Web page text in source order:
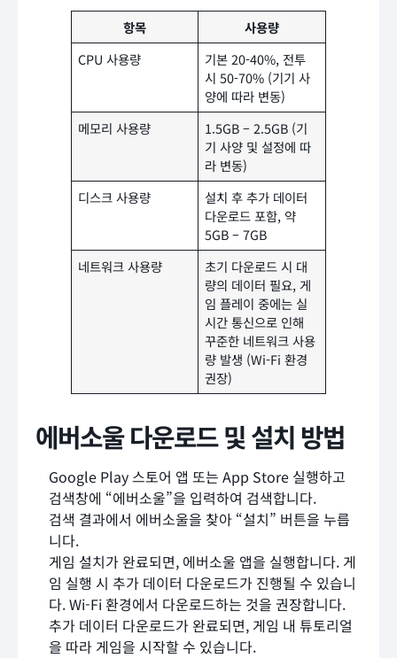
항목
사용량
CPU 사용량
기본 20-40%, 전투
시 50-70% (기기 사
양에 따라 변동)
메모리 사용량
1.5GB – 2.5GB (기
기 사양 및 설정에 따
라 변동)
디스크 사용량
설치 후 추가 데이터
다운로드 포함, 약
5GB – 7GB
네트워크 사용량
초기 다운로드 시 대
량의 데이터 필요, 게
임 플레이 중에는 실
시간 통신으로 인해
꾸준한 네트워크 사용
량 발생 (Wi-Fi 환경
권장)
에버소울 다운로드 및 설치 방법
Google Play 스토어 앱 또는 App Store 실행하고
검색창에 “에버소울”을 입력하여 검색합니다.
검색 결과에서 에버소울을 찾아 “설치” 버튼을 누릅
니다.
게임 설치가 완료되면, 에버소울 앱을 실행합니다. 게
임 실행 시 추가 데이터 다운로드가 진행될 수 있습니
다. Wi-Fi 환경에서 다운로드하는 것을 권장합니다.
추가 데이터 다운로드가 완료되면, 게임 내 튜토리얼
을 따라 게임을 시작할 수 있습니다.